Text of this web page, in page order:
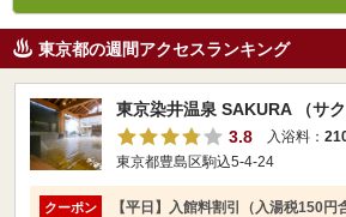
東京都の週間アクセスランキング
東京染井温泉 SAKURA （サク
3.8
入浴料：
東京都豊島区駒込5-4-24
クーポン 【平日】入館料割引（入湯税150円